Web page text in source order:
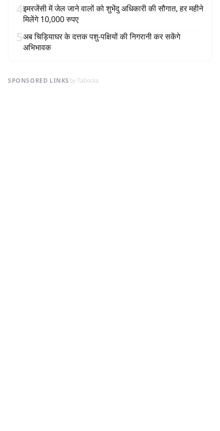
4इमरजेंसी में जेल जाने वालों को शुभेंदु अधिकारी की सौगात, हर महीने
मिलेंगे 10,000 रुपए
5अब चिड़ियाघर के दत्तक पशु-पक्षियों की निगरानी कर सकेंगे
अभिभावक
SPONSORED LINKSby Taboola